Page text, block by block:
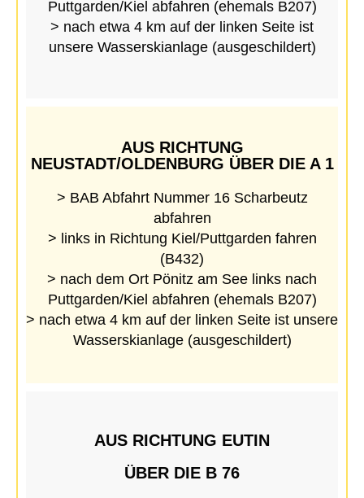
Puttgarden/Kiel abfahren (ehemals B207)
> nach etwa 4 km auf der linken Seite ist
unsere Wasserskianlage (ausgeschildert)
AUS RICHTUNG EUTIN
ÜBER DIE B 76
AUS RICHTUNG
NEUSTADT/OLDENBURG ÜBER DIE A 1​
> BAB Abfahrt Nummer 16 Scharbeutz
abfahren
> links in Richtung Kiel/Puttgarden fahren
(B432)
> nach dem Ort Pönitz am See links nach
Puttgarden/Kiel abfahren (ehemals B207)
> nach etwa 4 km auf der linken Seite ist unsere
Wasserskianlage (ausgeschildert)